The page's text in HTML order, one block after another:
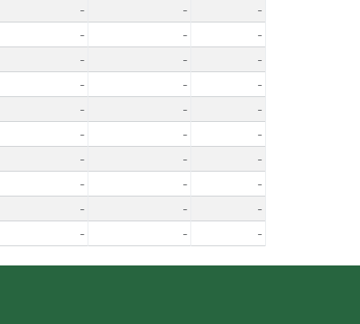
- -
-
- -
-
- -
-
- -
-
- -
-
- -
-
- -
-
- -
-
- -
-
- - -